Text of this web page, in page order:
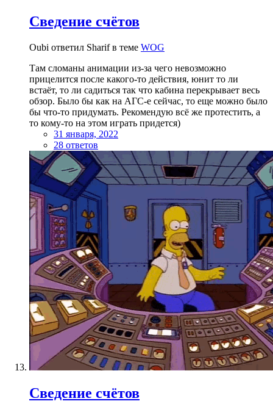
Сведение счётов
Oubi ответил Sharif в теме WOG
Там сломаны анимации из-за чего невозможно
прицелится после какого-то действия, юнит то ли
встаёт, то ли садиться так что кабина перекрывает весь
обзор. Было бы как на АГС-е сейчас, то еще можно было
бы что-то придумать. Рекомендую всё же протестить, а
то кому-то на этом играть придется)
31 января, 2022
28 ответов
Сведение счётов